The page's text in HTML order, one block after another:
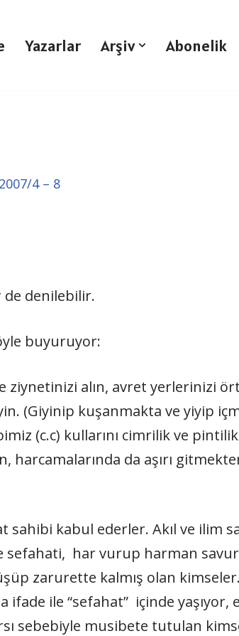
Yazarlar Arşiv Abonelik
2007/4 – 8
de denilebilir.
buyuruyor:
ziynetinizi alın, avret yerlerinizi
(Giyinip kuşanmakta ve yiyip
(c.c) kullarını cimrilik ve
da aşırı
sahibi kabul ederler. Akıl ve ilim
har vurup harman
zarurette kalmış olan
ile “sefahat” içinde yaşıyor,
sebebiyle musibete tutulan